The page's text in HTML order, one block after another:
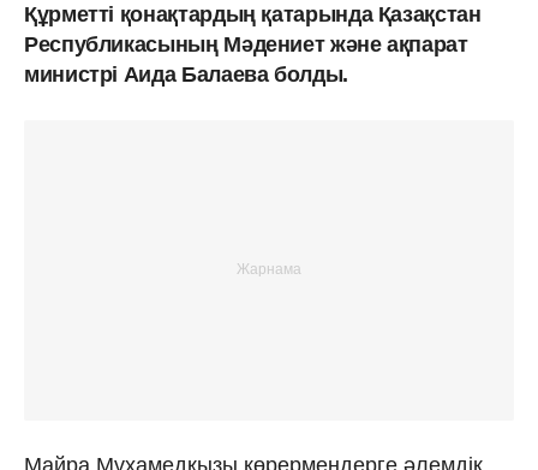
Құрметті қонақтардың қатарында Қазақстан
Республикасының Мәдениет және ақпарат
министрі Аида Балаева болды.
Майра Мұхамедқызы көрермендерге әлемдік